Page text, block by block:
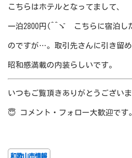
こちらはホテルとなってまして、
一泊2800円(^^ゞ こちらに宿泊し
のですが…。取引先さんに引き留
昭和感満載の内装らしいです。
いつもご覧頂きありがとうございま
😇 コメント・フォロー大歓迎です。